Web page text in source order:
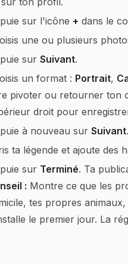
sur l'icône + dans le
une ou plusieurs
sur Suivant.
un format : Portrait,
pivoter ou retourner ton
droit pour
à nouveau sur Suivant.
ta légende et ajoute des
sur Terminé. Ta
: Montre ce que les
tes propres
le premier jour. La